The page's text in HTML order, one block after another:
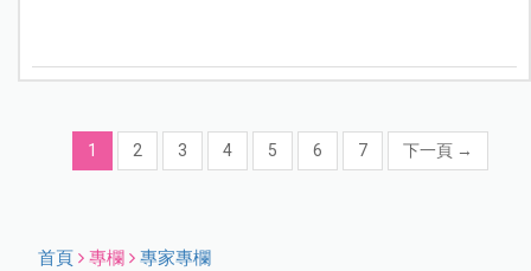
1 2 3 4 5 6 7 下一頁 →
首頁 專欄 專家專欄